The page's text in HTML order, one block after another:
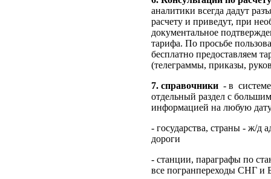
аналитики всегда дадут
расчету и приведут, при
документальное
тарифа. По просьбе
бесплатно предоставляем
(телеграммы, приказы,
7. справочники - в
отдельный раздел с
информацией на любую
- государства, страны - ж/д
дороги
- станции, параграфы по
все погранпереходы СНГ и